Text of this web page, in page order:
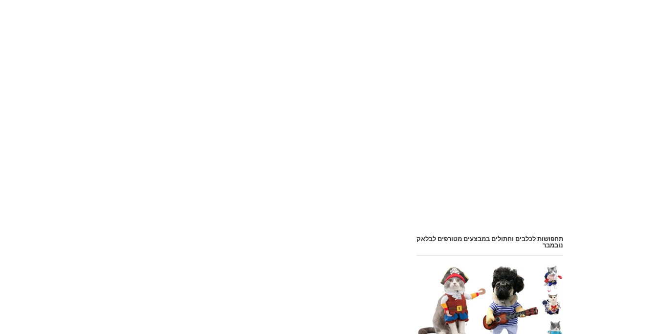
תחפושות לכלבים וחתולים במבצעים מטורפים לבלאק
נובמבר